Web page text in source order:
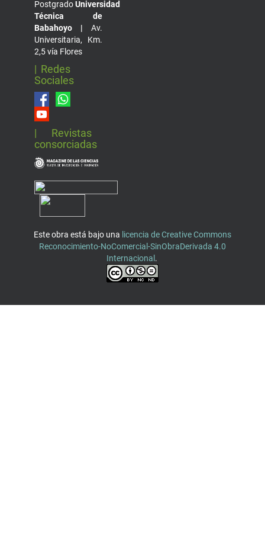
PostgradoUniversidad
Técnica de
Babahoyo | Av.
Universitaria, Km.
2,5 vía Flores
| Redes
Sociales
| Revistas
consorciadas
Este obra está bajo una licencia de Creative Commons
Reconocimiento-NoComercial-SinObraDerivada 4.0
Internacional .